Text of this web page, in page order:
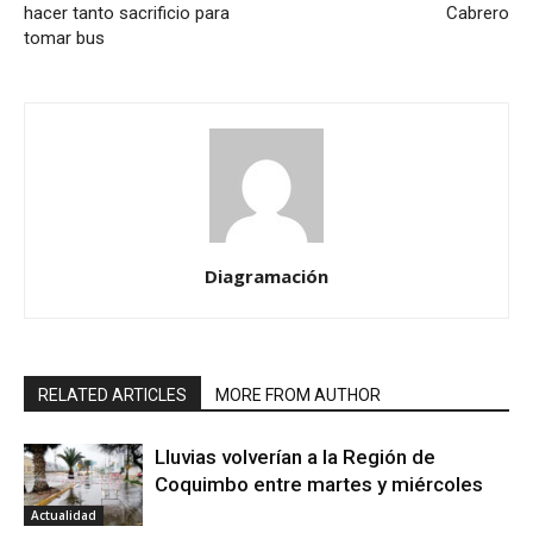
hacer tanto sacrificio para
tomar bus
Cabrero
Diagramación
RELATED ARTICLES MORE FROM AUTHOR
Actualidad
Lluvias volverían a la Región de
Coquimbo entre martes y miércoles